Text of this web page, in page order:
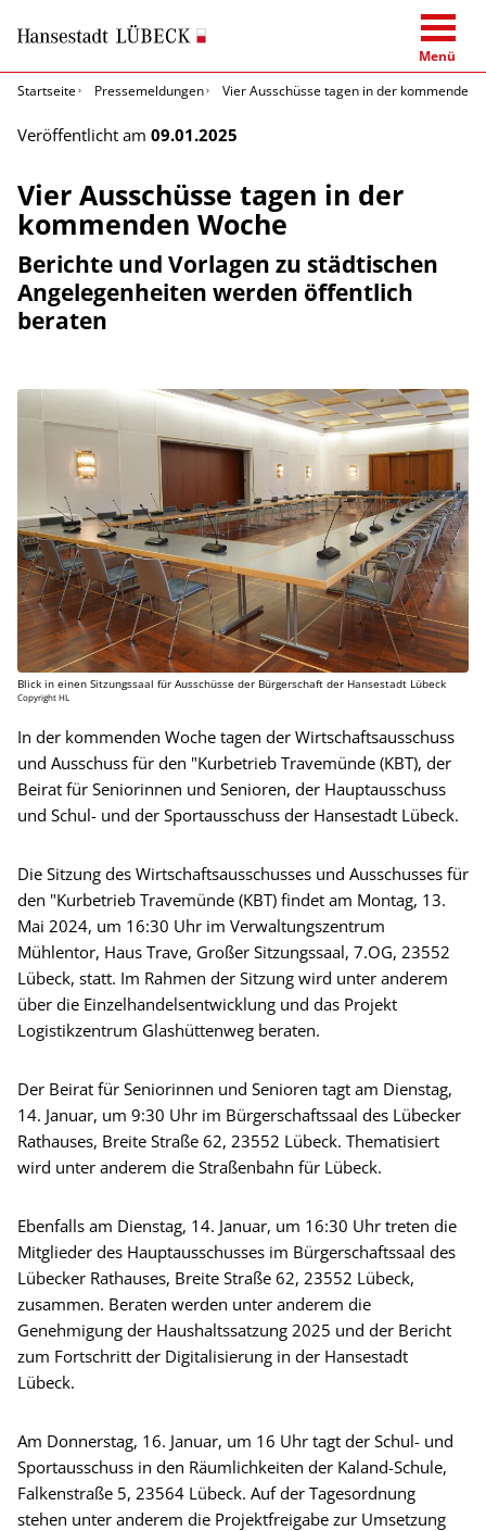
Menü
Startseite
Pressemeldungen Vier Ausschüsse tagen in der kommenden
Veröffentlicht am 09.01.2025
Vier Ausschüsse tagen in der
kommenden Woche
Berichte und Vorlagen zu städtischen
Angelegenheiten werden öffentlich
beraten
Blick in einen Sitzungssaal für Ausschüsse der Bürgerschaft der Hansestadt Lübeck
Copyright HL
In der kommenden Woche tagen der Wirtschaftsausschuss
und Ausschuss für den "Kurbetrieb Travemünde (KBT), der
Beirat für Seniorinnen und Senioren, der Hauptausschuss
und Schul- und der Sportausschuss der Hansestadt Lübeck.
Die Sitzung des Wirtschaftsausschusses und Ausschusses für
den "Kurbetrieb Travemünde (KBT) findet am Montag, 13.
Mai 2024, um 16:30 Uhr im Verwaltungszentrum
Mühlentor, Haus Trave, Großer Sitzungssaal, 7.OG, 23552
Lübeck, statt. Im Rahmen der Sitzung wird unter anderem
über die Einzelhandelsentwicklung und das Projekt
Logistikzentrum Glashüttenweg beraten.
Der Beirat für Seniorinnen und Senioren tagt am Dienstag,
14. Januar, um 9:30 Uhr im Bürgerschaftssaal des Lübecker
Rathauses, Breite Straße 62, 23552 Lübeck. Thematisiert
wird unter anderem die Straßenbahn für Lübeck.
Ebenfalls am Dienstag, 14. Januar, um 16:30 Uhr treten die
Mitglieder des Hauptausschusses im Bürgerschaftssaal des
Lübecker Rathauses, Breite Straße 62, 23552 Lübeck,
zusammen. Beraten werden unter anderem die
Genehmigung der Haushaltssatzung 2025 und der Bericht
zum Fortschritt der Digitalisierung in der Hansestadt
Lübeck.
Am Donnerstag, 16. Januar, um 16 Uhr tagt der Schul- und
Sportausschuss in den Räumlichkeiten der Kaland-Schule,
Falkenstraße 5, 23564 Lübeck. Auf der Tagesordnung
stehen unter anderem die Projektfreigabe zur Umsetzung